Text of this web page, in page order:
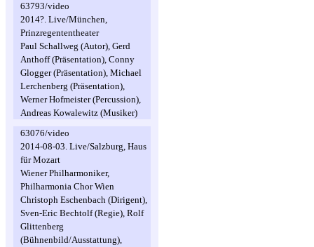
63793/video
2014?. Live/München,
Prinzregententheater
Paul Schallweg (Autor), Gerd
Anthoff (Präsentation), Conny
Glogger (Präsentation), Michael
Lerchenberg (Präsentation),
Werner Hofmeister (Percussion),
Andreas Kowalewitz (Musiker)
63076/video
2014-08-03. Live/Salzburg, Haus
für Mozart
Wiener Philharmoniker,
Philharmonia Chor Wien
Christoph Eschenbach (Dirigent),
Sven-Eric Bechtolf (Regie), Rolf
Glittenberg
(Bühnenbild/Ausstattung),